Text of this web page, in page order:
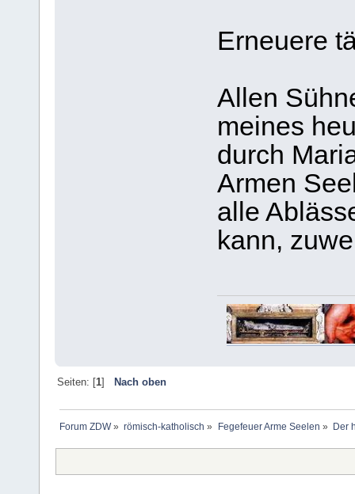
Erneuere
Allen
meines
durch
Armen
alle
kann,
Seiten: [1] Nach oben
Forum ZDW» römisch-katholisch » Fegefeuer Arme Seelen » Der